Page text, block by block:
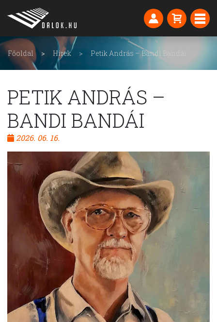
Főoldal Hírek Petik András – Bandi Bandái
PETIK ANDRÁS –
BANDI BANDÁI
2026. 06. 16.